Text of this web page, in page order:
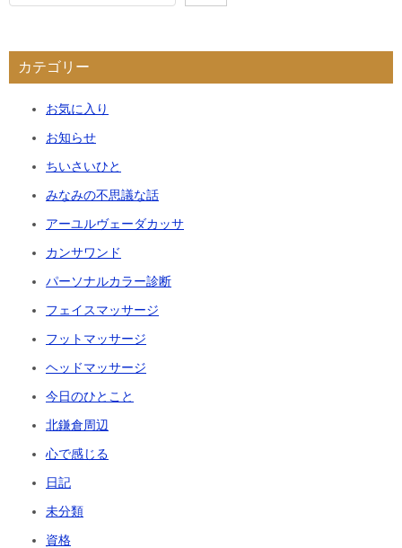
カテゴリー
お気に入り
お知らせ
ちいさいひと
みなみの不思議な話
アーユルヴェーダカッサ
カンサワンド
パーソナルカラー診断
フェイスマッサージ
フットマッサージ
ヘッドマッサージ
今日のひとこと
北鎌倉周辺
心で感じる
日記
未分類
資格